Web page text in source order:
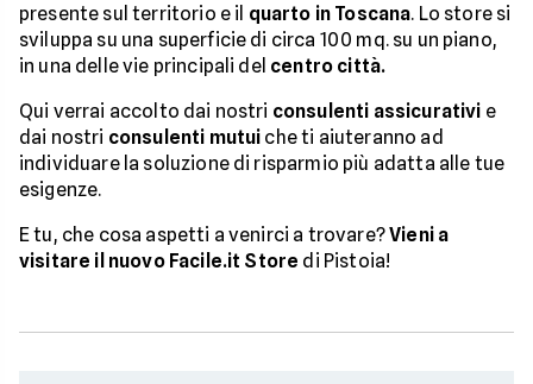
presente sul territorio e il quarto in Toscana. Lo store si
sviluppa su una superficie di circa 100 mq. su un piano,
in una delle vie principali del centro città.
Qui verrai accolto dai nostri consulenti assicurativi e
dai nostri consulenti mutui che ti aiuteranno ad
individuare la soluzione di risparmio più adatta alle tue
esigenze.
E tu, che cosa aspetti a venirci a trovare?Vieni a
visitare il nuovo Facile.it Store di Pistoia!